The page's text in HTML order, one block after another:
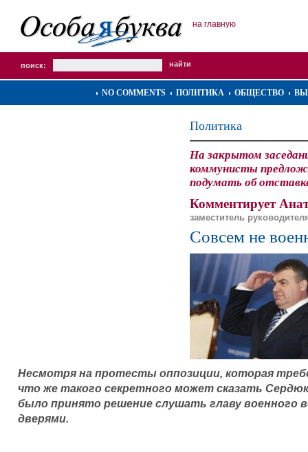
на главную
поиск:
NO COMMENTS ПОЛИТИКА ОБЩЕСТВО
Политика
На закрытом
коммунисты
подумать об
Комментирует
заместитель
Совсем не
Несмотря на протесты оппозиции, которая
что же такого секретного может сказать
было принято решение слушать главу военного
дверями.